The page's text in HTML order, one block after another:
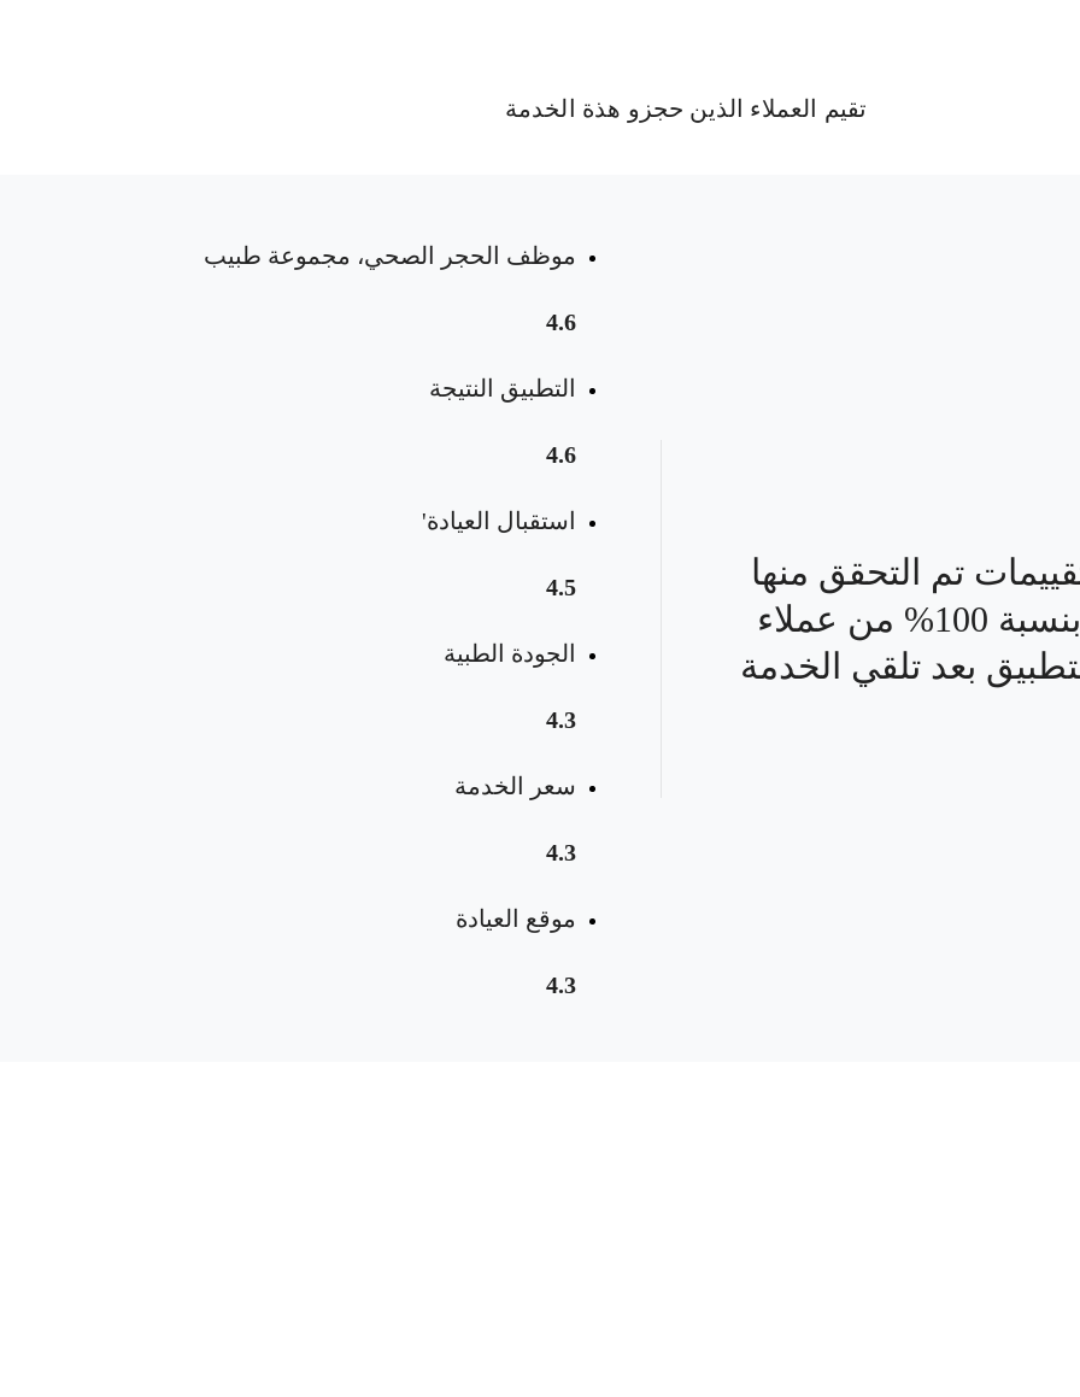
تقيم العملاء الذين حجزو هذة الخدمة
تم التحقق منها
بنسبة 100% من عملاء
بعد تلقي الخدمة
موظف الحجر الصحي، مجموعة طبيب
4.6
التطبيق النتيجة
4.6
استقبال العيادة'
4.5
الجودة الطبية
4.3
سعر الخدمة
4.3
موقع العيادة
4.3